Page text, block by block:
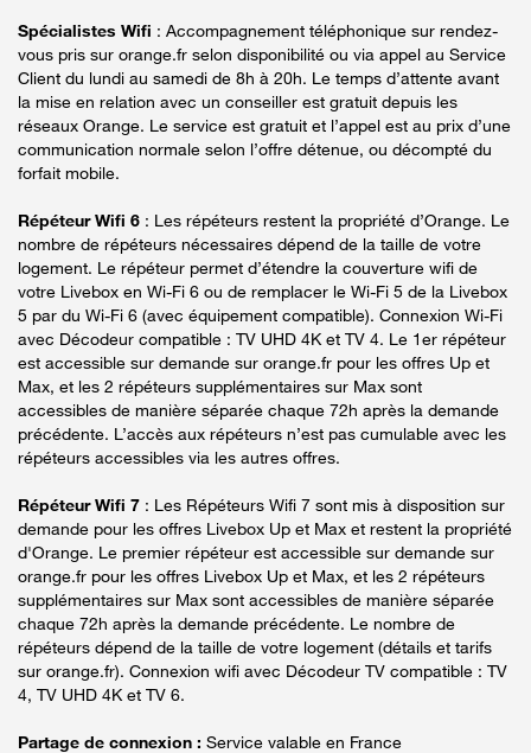
Spécialistes Wifi : Accompagnement téléphonique sur rendez-
vous pris sur orange.fr selon disponibilité ou via appel au Service
Client du lundi au samedi de 8h à 20h. Le temps d’attente avant
la mise en relation avec un conseiller est gratuit depuis les
réseaux Orange. Le service est gratuit et l’appel est au prix d’une
communication normale selon l’offre détenue, ou décompté du
forfait mobile.
Répéteur Wifi 6 : Les répéteurs restent la propriété d’Orange. Le
nombre de répéteurs nécessaires dépend de la taille de votre
logement. Le répéteur permet d’étendre la couverture wifi de
votre Livebox en Wi-Fi 6 ou de remplacer le Wi-Fi 5 de la Livebox
5 par du Wi-Fi 6 (avec équipement compatible). Connexion Wi-Fi
avec Décodeur compatible : TV UHD 4K et TV 4. Le 1er répéteur
est accessible sur demande sur orange.fr pour les offres Up et
Max, et les 2 répéteurs supplémentaires sur Max sont
accessibles de manière séparée chaque 72h après la demande
précédente. L’accès aux répéteurs n’est pas cumulable avec les
répéteurs accessibles via les autres offres.
Répéteur Wifi 7 : Les Répéteurs Wifi 7 sont mis à disposition sur
demande pour les offres Livebox Up et Max et restent la propriété
d'Orange. Le premier répéteur est accessible sur demande sur
orange.fr pour les offres Livebox Up et Max, et les 2 répéteurs
supplémentaires sur Max sont accessibles de manière séparée
chaque 72h après la demande précédente. Le nombre de
répéteurs dépend de la taille de votre logement (détails et tarifs
sur orange.fr). Connexion wifi avec Décodeur TV compatible : TV
4, TV UHD 4K et TV 6.
Partage de connexion : Service valable en France